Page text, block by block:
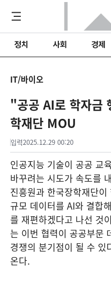
정치 사회 경제
IT/바이오
"공공 AI로 학자금
학재단 MOU
입력2025.12.29 00:20
인공지능 기술이 공공 교
바꾸려는 시도가 속도를
진흥원과 한국장학재단
규모 데이터를 AI와 결합
를 재편하겠다고 나선 것
는 이번 협력이 공공부문
경쟁의 분기점이 될 수 있
온다.